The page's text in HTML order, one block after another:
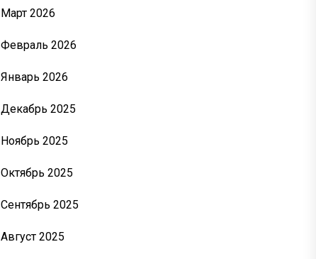
Март 2026
Февраль 2026
Январь 2026
Декабрь 2025
Ноябрь 2025
Октябрь 2025
Сентябрь 2025
Август 2025